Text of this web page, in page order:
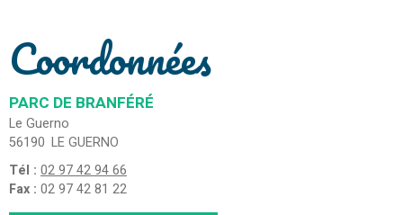
Coordonnées
PARC DE BRANFÉRÉ
Le Guerno
56190 LE GUERNO
Tél : 02 97 42 94 66
Fax : 02 97 42 81 22